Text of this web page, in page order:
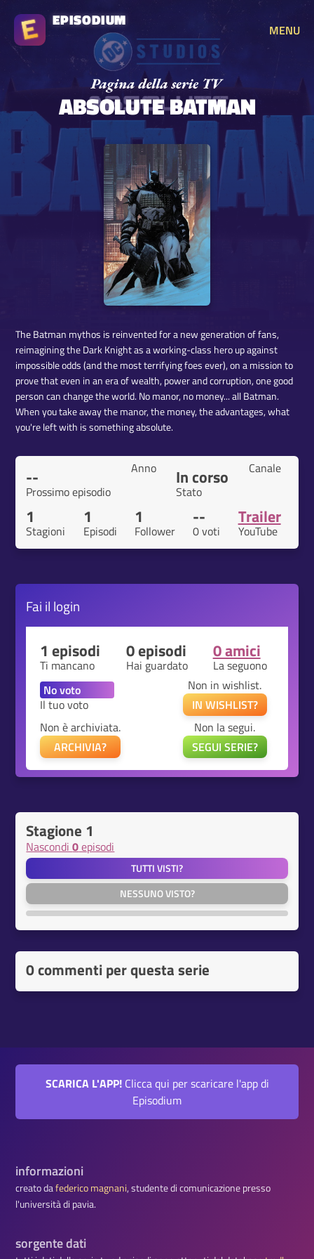
EPISODIUM
MENU
ABSOLUTE BATMAN
The Batman mythos is reinvented for a new generation of fans,
reimagining the Dark Knight as a working-class hero up against
impossible odds (and the most terrifying foes ever), on a mission to
prove that even in an era of wealth, power and corruption, one good
person can change the world. No manor, no money... all Batman.
When you take away the manor, the money, the advantages, what
you're left with is something absolute.
--
Prossimo episodio
Anno In corso
Stato
Canale
1
Stagioni
1
Episodi
1
Follower
--
0 voti
Trailer
YouTube
Fai il login
1 episodi
Ti mancano
0 episodi
Hai guardato
0 amici
La seguono
Il tuo voto
Non in wishlist.
IN WISHLIST?
Non è archiviata.
ARCHIVIA?
Non la segui.
SEGUI SERIE?
Stagione 1
Nascondi0episodi
TUTTI VISTI?
NESSUNO VISTO?
0 commenti per questa serie
SCARICA L'APP!Clicca qui per scaricare l'app di
Episodium
informazioni
creato dafederico magnani, studente di comunicazione presso
l'università di pavia.
sorgente dati